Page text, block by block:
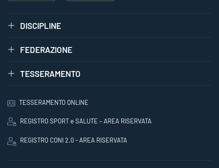
DISCIPLINE
FEDERAZIONE
TESSERAMENTO
TESSERAMENTO ONLINE
REGISTRO SPORT e SALUTE – AREA RISERVATA
REGISTRO CONI 2.0 - AREA RISERVATA